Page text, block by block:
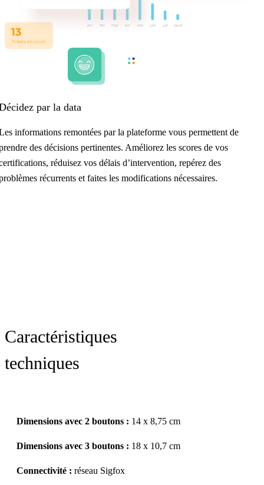
par la data
informations remontées par la plateforme vous permettent de
des décisions pertinentes. Améliorez les scores de vos
réduisez vos délais d’intervention, repérez des
récurrents et faites les modifications nécessaires.
Caractéristiques
techniques
Dimensions avec 2 boutons : 14 x 8,75 cm
Dimensions avec 3 boutons : 18 x 10,7 cm
Connectivité : réseau Sigfox